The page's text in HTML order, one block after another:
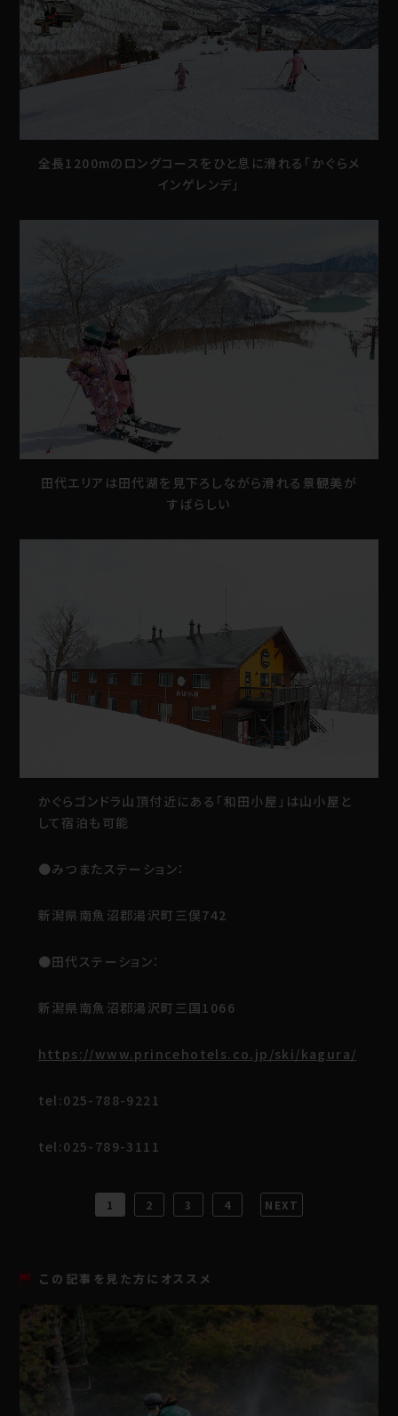
全長1200mのロングコースをひと息に滑れる「かぐらメ
インゲレンデ」
田代エリアは田代湖を見下ろしながら滑れる景観美が
すばらしい
かぐらゴンドラ山頂付近にある「和田小屋」は山小屋と
して宿泊も可能
●みつまたステーション：
新潟県南魚沼郡湯沢町三俣742
●田代ステーション：
新潟県南魚沼郡湯沢町三国1066
https://www.princehotels.co.jp/ski/kagura/
tel:025-788-9221
tel:025-789-3111
1 2 3 4 NEXT
この記事を見た方にオススメ